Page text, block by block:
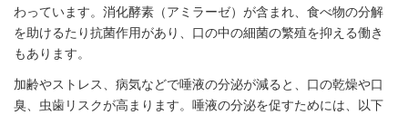
わっています。消化酵素（アミラーゼ）が含まれ、食べ物の分解
を助けるたり抗菌作用があり、口の中の細菌の繁殖を抑える働き
もあります。
加齢やストレス、病気などで唾液の分泌が減ると、口の乾燥や口
臭、虫歯リスクが高まります。唾液の分泌を促すためには、以下